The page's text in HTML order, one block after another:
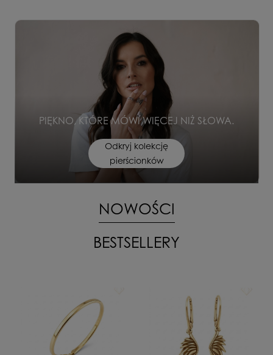
PIĘKNO, KTÓRE MÓWI WIĘCEJ NIŻ SŁOWA.
Odkryj kolekcję
pierścionków
NOWOŚCI
BESTSELLERY